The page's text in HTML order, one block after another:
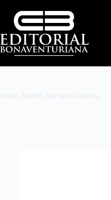
Julián Andrés Narváez Grisales